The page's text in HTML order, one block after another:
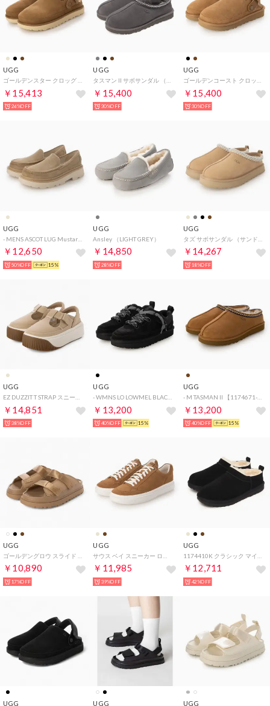
UGG
￥15,413
26%OFF
UGG
￥15,400
30%OFF
UGG
￥15,400
30%OFF
UGG
￥12,650
50%OFF 15%
UGG
Ansley （LIGHT GREY）
￥14,850
28%OFF
UGG
￥14,267
18%OFF
UGG
￥14,851
38%OFF
UGG
￥13,200
40%OFF 15%
UGG
- M TASMAN II 【1174671-CHE】 （CHE）
￥13,200
40%OFF 15%
UGG
￥10,890
17%OFF
UGG
￥11,985
39%OFF
UGG
￥12,711
42%OFF
UGG UGG UGG